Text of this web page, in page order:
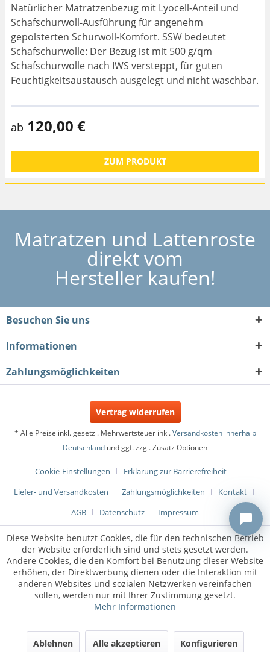
Natürlicher Matratzenbezug mit Lyocell-Anteil und
Schafschurwoll-Ausführung für angenehm
gepolsterten Schurwoll-Komfort. SSW bedeutet
Schafschurwolle: Der Bezug ist mit 500 g/qm
Schafschurwolle nach IWS versteppt, für guten
Feuchtigkeitsaustausch ausgelegt und nicht waschbar.
ab 120,00 €
ZUM PRODUKT
Matratzen und Lattenroste
direkt vom
Hersteller kaufen!
Besuchen Sie uns
Informationen
Zahlungsmöglichkeiten
Vertrag widerrufen
* Alle Preise inkl. gesetzl. Mehrwertsteuer inkl.Versandkosten innerhalb
Deutschland und ggf. zzgl. Zusatz Optionen
Cookie-Einstellungen
Erklärung zur Barrierefreiheit
Liefer- und Versandkosten
Zahlungsmöglichkeiten
Kontakt
AGB
Datenschutz
Impressum
Webdesign & Programmierung:metaMOVE
Diese Website benutzt Cookies, die für den technischen Betrieb
der Website erforderlich sind und stets gesetzt werden.
Andere Cookies, die den Komfort bei Benutzung dieser Website
erhöhen, der Direktwerbung dienen oder die Interaktion mit
anderen Websites und sozialen Netzwerken vereinfachen
sollen, werden nur mit Ihrer Zustimmung gesetzt.
Mehr Informationen
Ablehnen Alle akzeptieren Konfigurieren